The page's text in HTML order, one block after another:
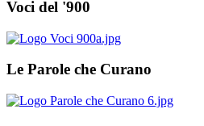
Voci del '900
Le Parole che Curano